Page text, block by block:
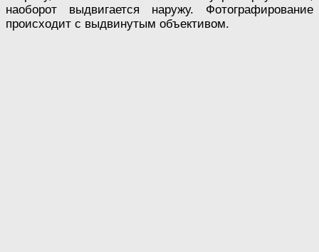
наоборот выдвигается наружу. Фотографирование
происходит с выдвинутым объективом.